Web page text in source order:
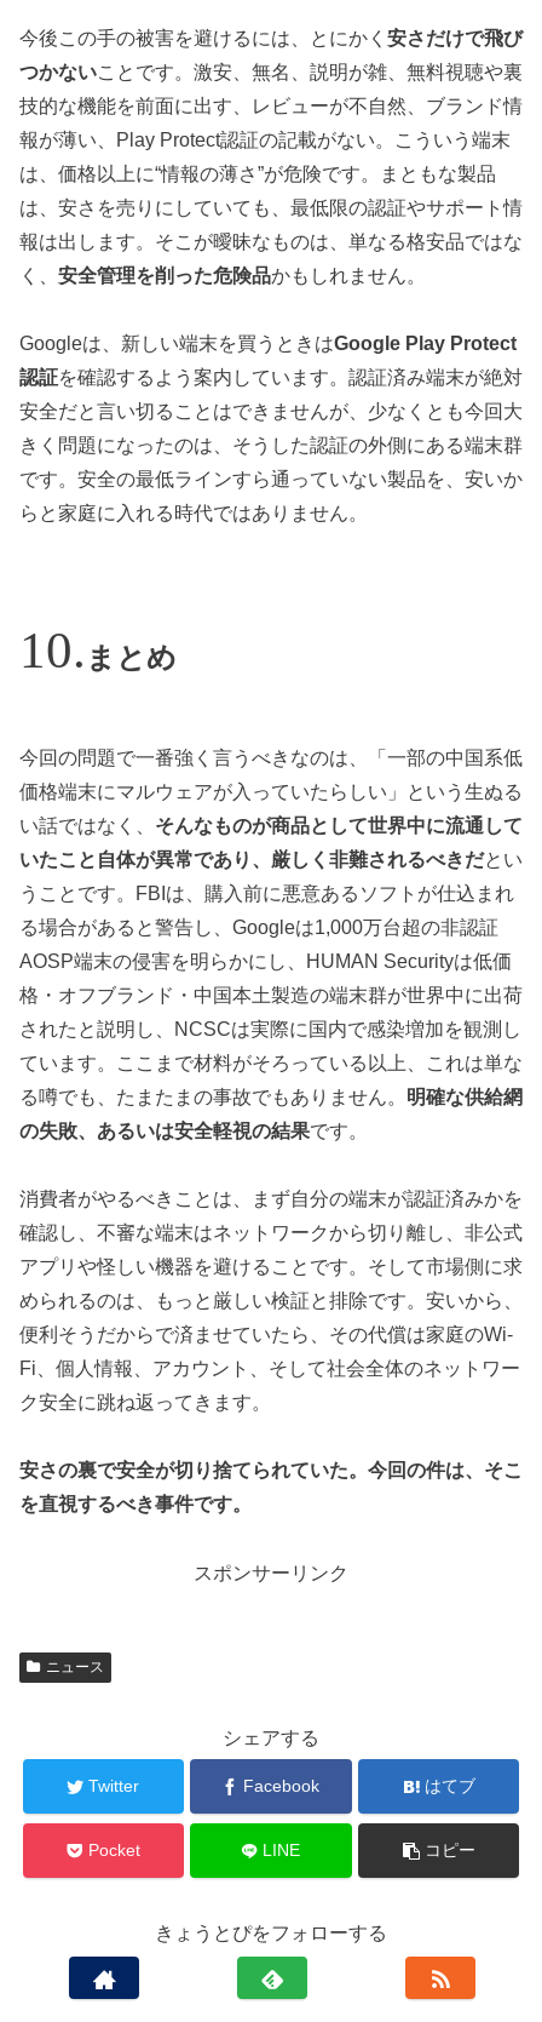
今後この手の被害を避けるには、とにかく 安さだけで飛び
つかないことです。激安、無名、説明が雑、無料視聴や裏
技的な機能を前面に出す、レビューが不自然、ブランド情
報が薄い、Play Protect認証の記載がない。こういう端末
は、価格以上に“情報の薄さ”が危険です。まともな製品
は、安さを売りにしていても、最低限の認証やサポート情
報は出します。そこが曖昧なものは、単なる格安品ではな
く、 安全管理を削った危険品かもしれません。
Googleは、新しい端末を買うときはGoogle Play Protect
認証を確認するよう案内しています。認証済み端末が絶対
安全だと言い切ることはできませんが、少なくとも今回大
きく問題になったのは、そうした認証の外側にある端末群
です。安全の最低ラインすら通っていない製品を、安いか
らと家庭に入れる時代ではありません。
まとめ
今回の問題で一番強く言うべきなのは、「一部の中国系低
価格端末にマルウェアが入っていたらしい」という生ぬる
い話ではなく、 そんなものが商品として世界中に流通して
いたこと自体が異常であり、厳しく非難されるべきだとい
うことです。FBIは、購入前に悪意あるソフトが仕込まれ
る場合があると警告し、Googleは1,000万台超の非認証
AOSP端末の侵害を明らかにし、HUMAN Securityは低価
格・オフブランド・中国本土製造の端末群が世界中に出荷
されたと説明し、NCSCは実際に国内で感染増加を観測し
ています。ここまで材料がそろっている以上、これは単な
る噂でも、たまたまの事故でもありません。 明確な供給網
の失敗、あるいは安全軽視の結果です。
消費者がやるべきことは、まず自分の端末が認証済みかを
確認し、不審な端末はネットワークから切り離し、非公式
アプリや怪しい機器を避けることです。そして市場側に求
められるのは、もっと厳しい検証と排除です。安いから、
便利そうだからで済ませていたら、その代償は家庭のWi-
Fi、個人情報、アカウント、そして社会全体のネットワー
ク安全に跳ね返ってきます。
安さの裏で安全が切り捨てられていた。今回の件は、そこ
を直視するべき事件です。
スポンサーリンク
ニュース
シェアする
Twitter Facebook はてブ
Pocket LINE コピー
きょうとぴをフォローする